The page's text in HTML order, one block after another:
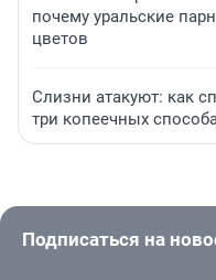
почему уральские
цветов
Слизни атакуют: как
три копеечных
Подписаться на